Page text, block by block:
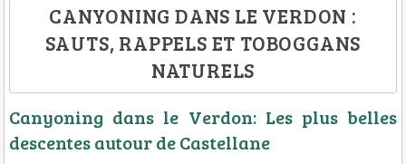
CANYONING DANS LE VERDON :
SAUTS, RAPPELS ET TOBOGGANS
NATURELS
Canyoning dans le Verdon: Les plus belles
descentes autour de Castellane